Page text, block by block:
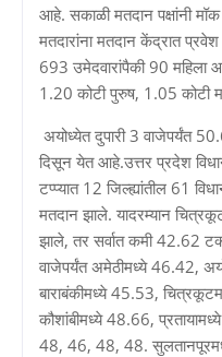
आहे. सकाळी मतदान पक्षांनी मॉक
मतदारांना मतदान केंद्रात प्रवेश
693 उमेदवारांपैकी 90 महिला
1.20 कोटी पुरुष, 1.05 कोटी
अयोध्येत दुपारी 3 वाजेपर्यंत
दिसून येत आहे.उत्तर प्रदेश
टप्प्यात 12 जिल्ह्यांतील 61
मतदान झाले. यादरम्यान
झाले, तर सर्वात कमी 42.62
वाजेपर्यंत अमेठीमध्ये 46.42,
बाराबंकीमध्ये 45.53,
कौशांबीमध्ये 48.66,
48, 46, 48, 48.